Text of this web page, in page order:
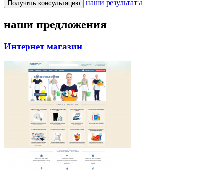
Получить консультацию наши результаты
наши предложения
Интернет магазин